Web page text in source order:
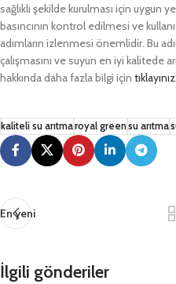
sağlıklı şekilde kurulması için uygun
basıncının kontrol edilmesi ve
adımların izlenmesi önemlidir. Bu
çalışmasını ve suyun en iyi kalitede
hakkında daha fazla bilgi için tıklayınız.
kaliteli su arıtmaroyal greensu arıtma
En yeni
İlgili gönderiler